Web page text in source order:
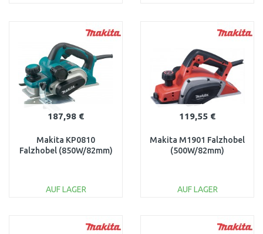
Vergleichen
187,98 €
Makita KP0810
Falzhobel (850W/82mm)
AUF LAGER
119,55 €
Makita M1901 Falzhobel
(500W/82mm)
AUF LAGER